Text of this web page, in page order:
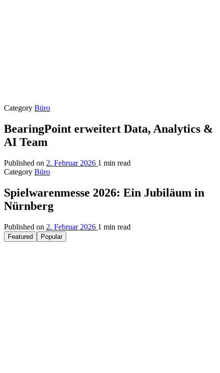
Category Büro
BearingPoint erweitert Data, Analytics &
AI Team
Published on 2. Februar 2026 1 min read
Category Büro
Spielwarenmesse 2026: Ein Jubiläum in
Nürnberg
Published on 2. Februar 2026 1 min read
Featured Popular